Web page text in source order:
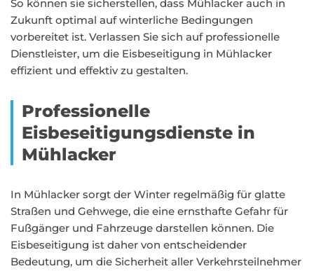
So können sie sicherstellen, dass Mühlacker auch in
Zukunft optimal auf winterliche Bedingungen
vorbereitet ist. Verlassen Sie sich auf professionelle
Dienstleister, um die Eisbeseitigung in Mühlacker
effizient und effektiv zu gestalten.
Professionelle
Eisbeseitigungsdienste in
Mühlacker
In Mühlacker sorgt der Winter regelmäßig für glatte
Straßen und Gehwege, die eine ernsthafte Gefahr für
Fußgänger und Fahrzeuge darstellen können. Die
Eisbeseitigung ist daher von entscheidender
Bedeutung, um die Sicherheit aller Verkehrsteilnehmer